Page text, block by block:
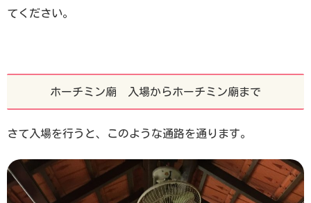
てください。
ホーチミン廟 入場からホーチミン廟まで
さて入場を行うと、このような通路を通ります。